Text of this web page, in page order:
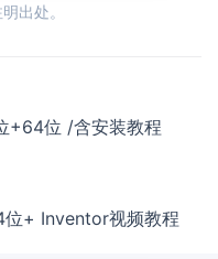
出处。
+64位 /含安装教程
+ Inventor视频教程